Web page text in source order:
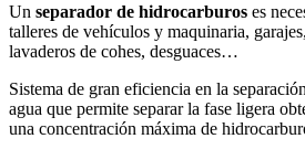
Un separador de hidrocarburos es
talleres de vehículos y maquinaria,
lavaderos de cohes, desguaces…
Sistema de gran eficiencia en la
agua que permite separar la fase ligera
una concentración máxima de